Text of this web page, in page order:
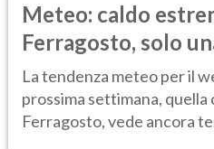
Meteo: caldo
Ferragosto, solo
Ecco dove
La tendenza meteo per il
prossima settimana, quella
Ferragosto, vede ancora